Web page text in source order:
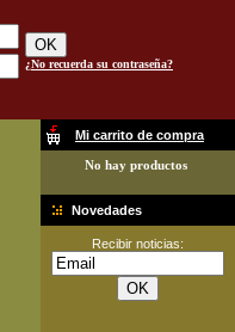
¿No recuerda su contraseña?
Mi carrito de compra
No hay productos
Novedades
Recibir noticias: